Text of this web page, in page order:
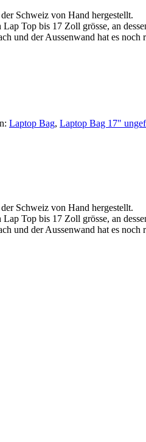
Schweiz von Hand hergestellt.
Top bis 17 Zoll grösse, an
und der Aussenwand hat es
Laptop Bag, Laptop Bag 17"
Schweiz von Hand hergestellt.
Top bis 17 Zoll grösse, an
und der Aussenwand hat es